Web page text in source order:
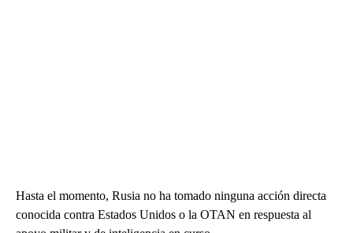
Hasta el momento, Rusia no ha tomado ninguna acción directa
conocida contra Estados Unidos o la OTAN en respuesta al